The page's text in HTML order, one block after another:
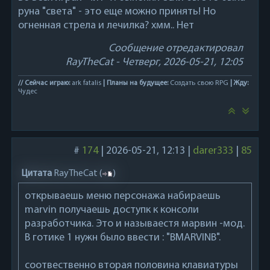
руна "света" - это еще можно принять! Но
огненная стрела и лечилка? хмм.. Нет
Сообщение отредактировал
RayTheCat- Четверг, 2026-05-21, 12:05
// Сейчас играю:ark fatalis | Планы на будущее:Создать свою RPG
| Жду:
Чудес
# 174| 2026-05-21, 12:13 darer333 85
Цитата RayTheCat ( )
открываешь меню персонажа набираешь
marvin получаешь доступк к консоли
разработчика. Это и называестя марвин -мод.
В готике 1 нужн было ввести : "BMARVINB".
соотвественно вторая половина клавиатуры